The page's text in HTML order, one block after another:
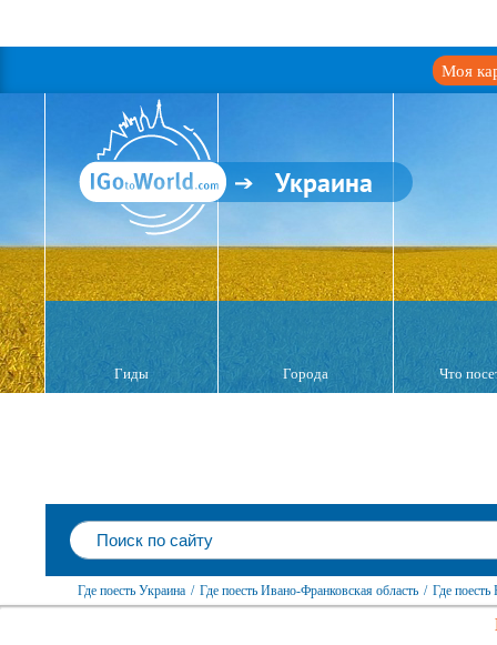
Моя
Украина
Гиды Города Что
Где поесть Украина / Где поесть Ивано-Франковская область / Где